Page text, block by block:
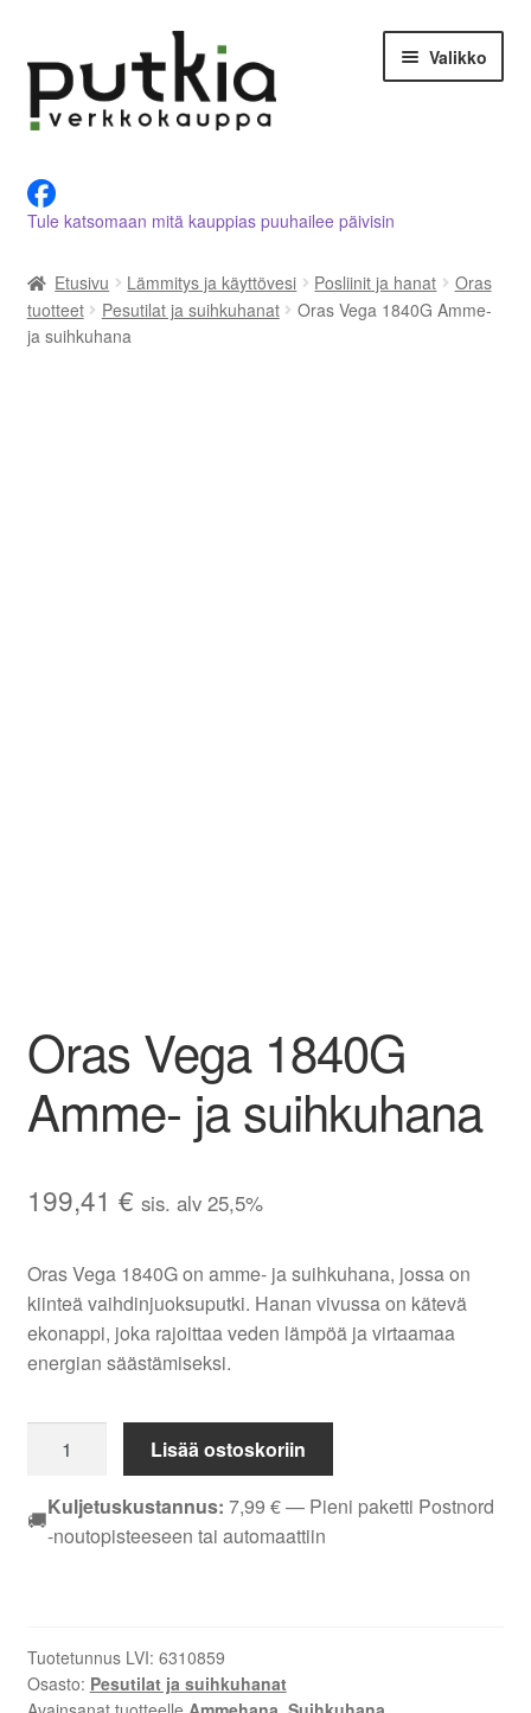
navigointiin
sisältöön
Valikko
Tietoja meistä
Asiakastilini
Ostoskori
Tule katsomaan mitä kauppias puuhailee päivisin
Etusivu Lämmitys ja käyttövesi Posliinit ja hanat
Oras
tuotteet
Pesutilat ja suihkuhanat
Oras Vega 1840G Amme-
ja suihkuhana
Oras Vega 1840G
Amme- ja suihkuhana
199,41 € sis. alv 25,5%
Oras Vega 1840G on amme- ja suihkuhana, jossa on
kiinteä vaihdinjuoksuputki. Hanan vivussa on kätevä
ekonappi, joka rajoittaa veden lämpöä ja virtaamaa
energian säästämiseksi.
Vega
1840G
Amme-
Lisää ostoskoriin
🚚Kuljetuskustannus: 7,99 €— Pieni paketti Postnord
-noutopisteeseen tai automaattiin
Tuotetunnus LVI: 6310859
Osasto: Pesutilat ja suihkuhanat